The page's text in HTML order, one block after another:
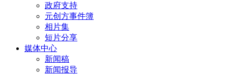
政府支持
元创方事件簿
相片集
短片分享
媒体中心
新闻稿
新闻报导